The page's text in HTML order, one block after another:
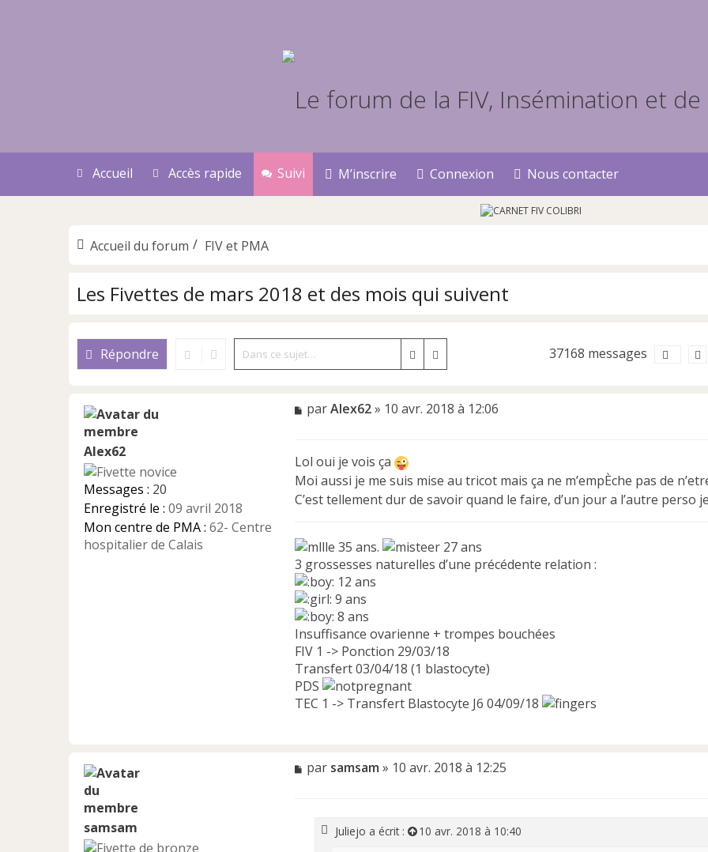
Accueil Accès rapide Suivi M’inscrire Connexion Nous contacter
Accueil du forum FIV et PMA
Les Fivettes de mars 2018 et des mois qui suivent
Répondre Rechercher 37168 messages
Alex62
Messages : 20
Enregistré le : 09 avril 2018
Mon centre de PMA : 62- Centre
hospitalier de Calais
M
a
g
e
n
u
parAlex62» 10 avr. 2018 à 12:06
Lol oui je vois ça
Moi aussi je me suis mise au tricot mais ça ne m’empÈche pas de
C’est tellement dur de savoir quand le faire, d’un jour a l’autre perso
35 ans.
27 ans
3 grossesses naturelles d’une précédente relation :
12 ans
9 ans
8 ans
Insuffisance ovarienne + trompes bouchées
FIV 1 -> Ponction 29/03/18
Transfert 03/04/18 (1 blastocyte)
PDS
TEC 1 -> Transfert Blastocyte J6 04/09/18
samsam
M
par samsam » 10 avr. 2018 à 12:25
Juliejo a écrit :
10 avr. 2018 à 10:40